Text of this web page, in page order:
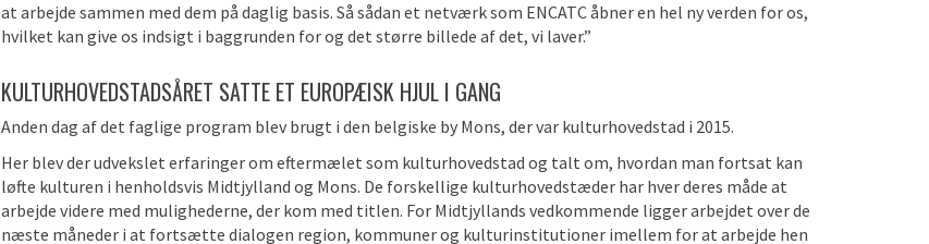
at arbejde sammen med dem på daglig basis. Så sådan et netværk som ENCATC åbner en hel ny verden for os,
hvilket kan give os indsigt i baggrunden for og det større billede af det, vi laver.”
KULTURHOVEDSTADSÅRET SATTE ET EUROPÆISK HJUL I GANG
Anden dag af det faglige program blev brugt i den belgiske by Mons, der var kulturhovedstad i 2015.
Her blev der udvekslet erfaringer om eftermælet som kulturhovedstad og talt om, hvordan man fortsat kan
løfte kulturen i henholdsvis Midtjylland og Mons. De forskellige kulturhovedstæder har hver deres måde at
arbejde videre med mulighederne, der kom med titlen. For Midtjyllands vedkommende ligger arbejdet over de
næste måneder i at fortsætte dialogen region, kommuner og kulturinstitutioner imellem for at arbejde hen